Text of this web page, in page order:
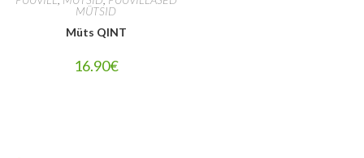
MÜTSID
Müts QINT
16.90€